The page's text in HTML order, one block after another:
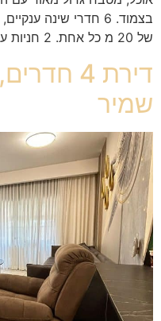
של 20 מ כל אחת. 2 חניות עוקבות ומחסן צמוד לחניות.
דירת 4
שמיר